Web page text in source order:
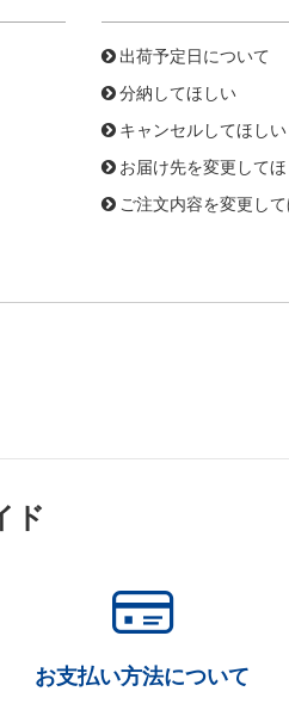
出荷予定日について
分納してほしい
キャンセルしてほしい
お届け先を変更して
ご注文内容を変更し
ド
お支払い方法について